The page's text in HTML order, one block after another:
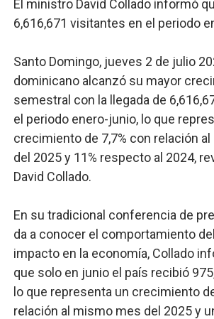
Trabajadores de la prensa y
Más de 180 dirigentes sindicales
Restaurante Amigos es
Banco Popular escala 17
El ministro David Collado informó
6,616,671 visitantes en el periodo
Santo Domingo, jueves 2 de julio
dominicano alcanzó su mayor
semestral con la llegada de
el periodo enero-junio, lo que
crecimiento de 7,7% con relación
del 2025 y 11% respecto al 2024,
David Collado.
En su tradicional conferencia de
da a conocer el comportamiento
impacto en la economía, Collado
que solo en junio el país recibió
lo que representa un crecimiento
relación al mismo mes del 2025 y